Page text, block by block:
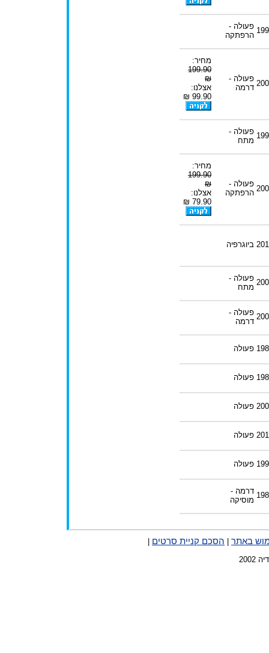
פעולה -
הרפתקה
פעולה -
דרמה
מחיר:
199.90
₪
אצלנו:
99.90 ₪
פעולה -
מתח
פעולה -
הרפתקה
מחיר:
199.90
₪
אצלנו:
79.90 ₪
ביוגרפיה
פעולה -
מתח
פעולה -
דרמה
פעולה
פעולה
פעולה
פעולה
פעולה
דרמה -
מוסיקה
באתר הסכם קניית סרטים